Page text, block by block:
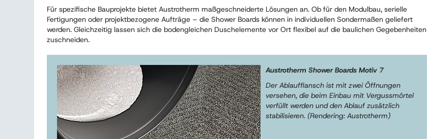
Für spezifische Bauprojekte bietet Austrotherm maßgeschneiderte Lösungen an. Ob für den Modulbau, serielle
Fertigungen oder projektbezogene Aufträge – die Shower Boards können in individuellen Sondermaßen geliefert
werden. Gleichzeitig lassen sich die bodengleichen Duschelemente vor Ort flexibel auf die baulichen Gegebenheiten
zuschneiden.
Austrotherm Shower Boards Motiv 7
Der Ablaufflansch ist mit zwei Öffnungen
versehen, die beim Einbau mit Vergussmörtel
verfüllt werden und den Ablauf zusätzlich
stabilisieren. (Rendering: Austrotherm)